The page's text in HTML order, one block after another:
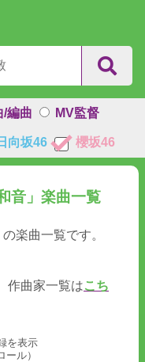
/編曲 MV監督
向坂46 櫻坂46
音」楽曲一覧
楽曲一覧です。
、作曲家一覧はこち
を表示
ル）